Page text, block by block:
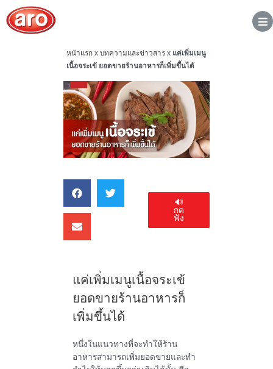
หน้าแรกx บทความและข่าวสารx แค่เพิ่มเมนู
เนื้อจระเข้ ยอดขายร้านอาหารก็เพิ่มขึ้นได้
🔊
กด
ฟัง
แค่เพิ่มเมนูเนื้อจระเข้
ยอดขายร้านอาหารก็
เพิ่มขึ้นได้
หนึ่งในแนวทางที่จะทำให้ร้าน
อาหารสามารถเพิ่มยอดขายและทำ